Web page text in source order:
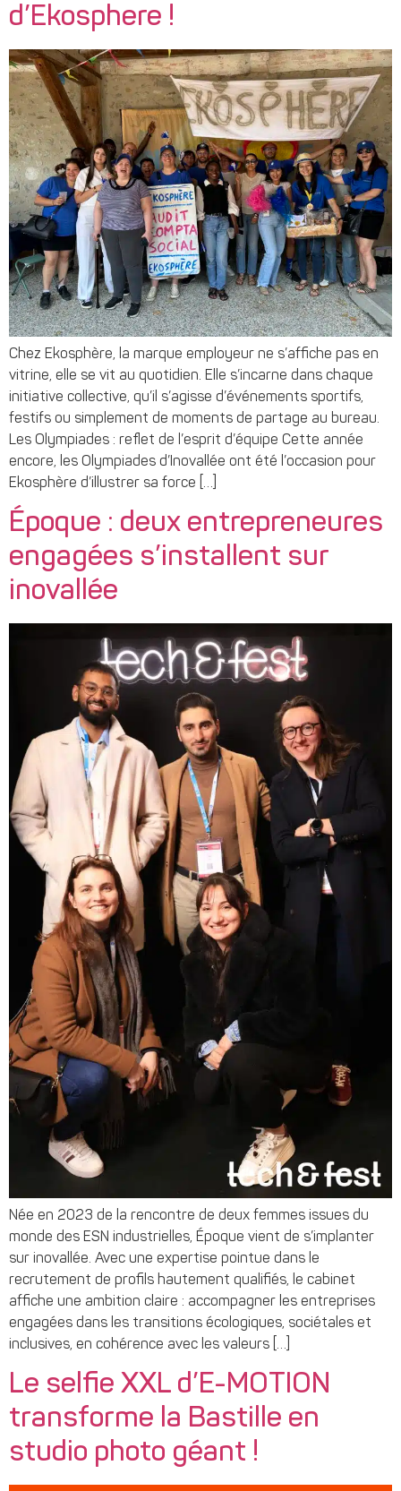
d’Ekosphere !
Chez Ekosphère, la marque employeur ne s’affiche pas en
vitrine, elle se vit au quotidien. Elle s’incarne dans chaque
initiative collective, qu’il s’agisse d’événements sportifs,
festifs ou simplement de moments de partage au bureau.
Les Olympiades : reflet de l’esprit d’équipe Cette année
encore, les Olympiades d’Inovallée ont été l’occasion pour
Ekosphère d’illustrer sa force […]
Époque : deux entrepreneures
engagées s’installent sur
inovallée
Née en 2023 de la rencontre de deux femmes issues du
monde des ESN industrielles, Époque vient de s’implanter
sur inovallée. Avec une expertise pointue dans le
recrutement de profils hautement qualifiés, le cabinet
affiche une ambition claire : accompagner les entreprises
engagées dans les transitions écologiques, sociétales et
inclusives, en cohérence avec les valeurs […]
Le selfie XXL d’E-MOTION
transforme la Bastille en
studio photo géant !